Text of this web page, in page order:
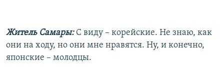
Житель Самары: С виду – корейские. Не знаю, как
они на ходу, но они мне нравятся. Ну, и конечно,
японские – молодцы.